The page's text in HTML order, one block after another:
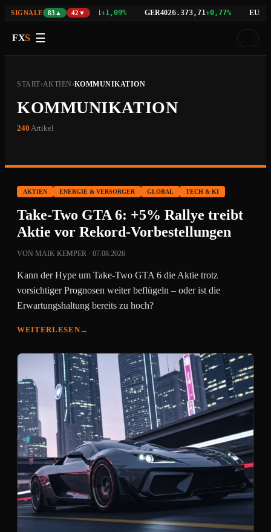
SIGNALE 83▲ 42▼
NAS10029.742,21+1,09% GER4026.373,71+0,77% EU50
FXS ☰
START›AKTIEN ›KOMMUNIKATION
KOMMUNIKATION
240 Artikel
AKTIEN ENERGIE & VERSORGER GLOBAL TECH & KI
Take-Two GTA 6: +5% Rallye treibt
Aktie vor Rekord-Vorbestellungen
VON MAIK KEMPER · 07.08.2026
Kann der Hype um Take-Two GTA 6 die Aktie trotz
vorsichtiger Prognosen weiter beflügeln – oder ist die
Erwartungshaltung bereits zu hoch?
WEITERLESEN→